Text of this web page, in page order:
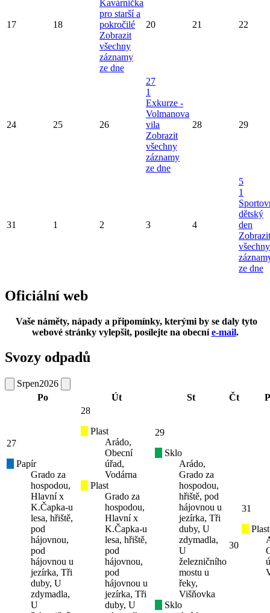
17 18
Kavárnička
pro starší a
pokročilé
Zobrazit
všechny
záznamy
ze dne
20 21 22
24 25 26
27
1
Exkurze -
Volmanova
vila
Zobrazit
všechny
záznamy
ze dne
28 29
31 1 2 3 4
5
1
dětský
den
Zobrazit
všechny
ze dne
Oficiální web
Vaše náměty, nápady a připomínky, kterými by se daly tyto
webové stránky vylepšit, posílejte na obecníe-mail.
Svozy odpadů
Srpen2026
Po
Út St Čt
27
Papír
Grado za
hospodou,
Hlavní x
K.Čapka-u
lesa, hřiště,
pod
hájovnou,
pod
hájovnou u
jezírka, Tři
duby, U
zdymadla,
U
28
Plast
Arádo,
Obecní
úřad,
Vodárna
Plast
Grado za
hospodou,
Hlavní x
K.Čapka-u
lesa, hřiště,
pod
hájovnou,
pod
hájovnou u
jezírka, Tři
duby, U
29
Sklo
Arádo,
Grado za
hospodou,
hřiště, pod
hájovnou u
jezírka, Tři
duby, U
zdymadla,
U
železničního
mostu u
řeky,
Višňovka
Sklo
30
31
Plast